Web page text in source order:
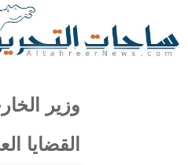
وزير
القضايا